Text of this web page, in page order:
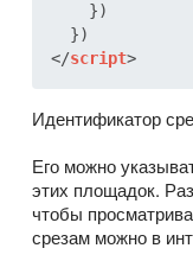
    })
</script>
Идентификатор
Его можно
этих площадок.
чтобы
срезам можно в